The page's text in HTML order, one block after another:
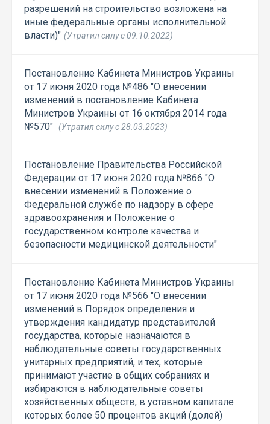
разрешений на строительство возложена на
иные федеральные органы исполнительной
власти)" (Утратил силу с 09.10.2022)
Постановление Кабинета Министров Украины
от 17 июня 2020 года №486 "О внесении
изменений в постановление Кабинета
Министров Украины от 16 октября 2014 года
№570" (Утратил силу с 28.03.2023)
Постановление Правительства Российской
Федерации от 17 июня 2020 года №866 "О
внесении изменений в Положение о
Федеральной службе по надзору в сфере
здравоохранения и Положение о
государственном контроле качества и
безопасности медицинской деятельности"
Постановление Кабинета Министров Украины
от 17 июня 2020 года №566 "О внесении
изменений в Порядок определения и
утверждения кандидатур представителей
государства, которые назначаются в
наблюдательные советы государственных
унитарных предприятий, и тех, которые
принимают участие в общих собраниях и
избираются в наблюдательные советы
хозяйственных обществ, в уставном капитале
которых более 50 процентов акций (долей)